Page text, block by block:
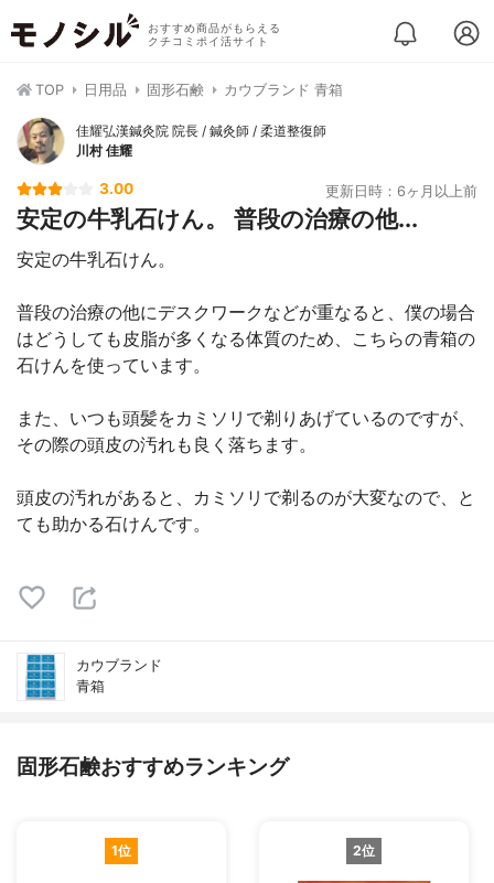
おすすめ商品がもらえる
クチコミポイ活サイト
TOP 日用品 固形石鹸 カウブランド 青箱
佳耀弘漢鍼灸院 院長 / 鍼灸師 / 柔道整復師
川村 佳耀
3.00 更新日時：6ヶ月以上前
安定の牛乳石けん。 普段の治療の他...
安定の牛乳石けん。
普段の治療の他にデスクワークなどが重なると、僕の場合
はどうしても皮脂が多くなる体質のため、こちらの青箱の
石けんを使っています。
また、いつも頭髪をカミソリで剃りあげているのですが、
その際の頭皮の汚れも良く落ちます。
頭皮の汚れがあると、カミソリで剃るのが大変なので、と
ても助かる石けんです。
カウブランド
青箱
固形石鹸おすすめランキング
1位 2位